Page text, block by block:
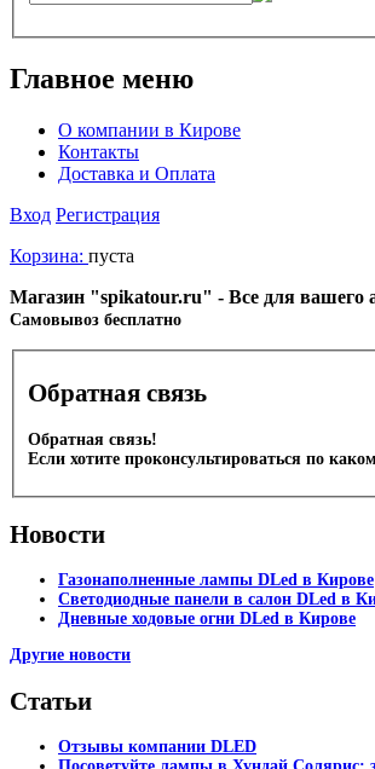
Главное меню
О компании в Кирове
Контакты
Доставка и Оплата
Вход Регистрация
Корзина: пуста
Магазин "spikatour.ru" - Все для вашего
Cамовывоз бесплатно
Обратная связь
Обратная связь!
Если хотите проконсультироваться по
Новости
Газонаполненные лампы DLed в Кирове
Светодиодные панели в салон DLed в
Дневные ходовые огни DLed в Кирове
Другие новости
Статьи
Отзывы компании DLED